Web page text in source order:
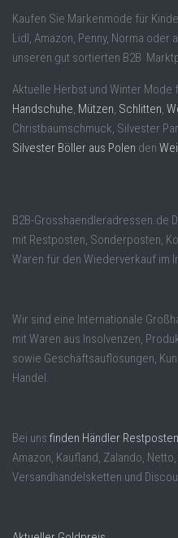
Kaufen Sie Markenmode für
Lidl, Amazon, Penny, Norma oder
unseren gut sortierten B2B
Aktuelle Herbst und Winter Mode
Handschuhe, Mützen, Schlitten,
Christbaumschmuck, Silvester
Silvester Böller aus Polen den
B2B-Grosshaendleradressen.de
mit Restposten, Sonderposten,
Waren für den Wiederverkauf im
Wir sind eine Internationale
mit Waren aus Insolvenzen,
sowie Geschäftsauflösungen,
Handel.
Bei uns finden Händler Restposten
Amazon, Kaufland, Zalando, Netto,
Versandhandelsketten und